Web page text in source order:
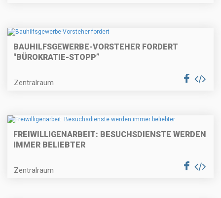
BAUHILFSGEWERBE-VORSTEHER FORDERT
"BÜROKRATIE-STOPP”
Zentralraum
FREIWILLIGENARBEIT: BESUCHSDIENSTE WERDEN
IMMER BELIEBTER
Zentralraum